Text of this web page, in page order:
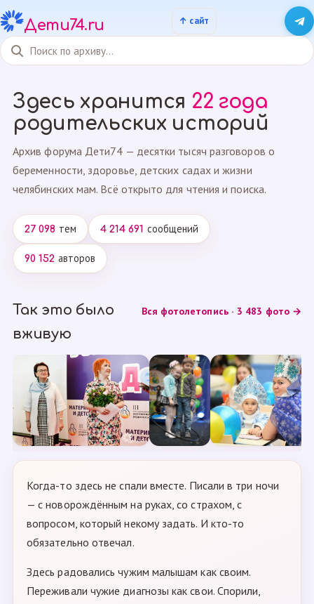
Дети74.ru
Здесь хранится 22 года
родительских историй
Архив форума Дети74 — десятки тысяч разговоров о
беременности, здоровье, детских садах и жизни
челябинских мам. Всё открыто для чтения и поиска.
27 098 тем 4 214 691 сообщений
90 152 авторов
Так это было
вживую
Вся фотолетопись · 3 483 фото →
Когда-то здесь не спали вместе. Писали в три ночи
— с новорождённым на руках, со страхом, с
вопросом, который некому задать. И кто-то
обязательно отвечал.
Здесь радовались чужим малышам как своим.
Переживали чужие диагнозы как свои. Спорили,